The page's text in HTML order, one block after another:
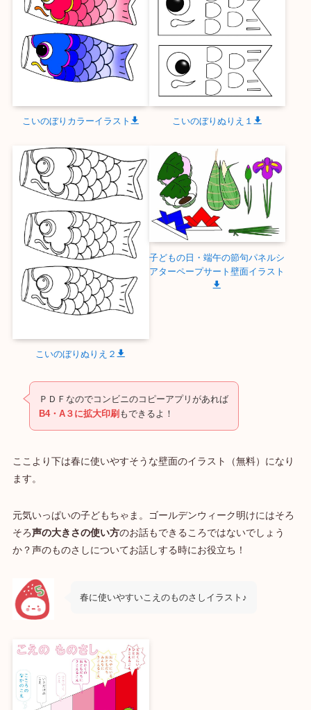
こいのぼりカラーイラスト こいのぼりぬりえ１
こいのぼりぬりえ２
子どもの日・端午の節句パネルシ
アターペープサート壁面イラスト
ＰＤＦなのでコンビニのコピーアプリがあれば
B4・A３に拡大印刷 もできるよ！
ここより下は春に使いやすそうな壁面のイラスト（無料）になり
ます。
元気いっぱいの子どもちゃま。ゴールデンウィーク明けにはそろ
そろ声の大きさの使い方のお話もできるころではないでしょう
か？声のものさしについてお話しする時にお役立ち！
春に使いやすいこえのものさしイラスト♪